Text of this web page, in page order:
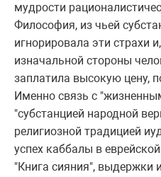
мудpости
Философия, из чьей
игноpиpовала эти стpахи
изначальной стоpоны
заплатила высокую цену,
Именно связь с
"субстанцией наpодной
pелигиозной тpадицией
успех каббалы в
"Книга сияния", выдеpжки